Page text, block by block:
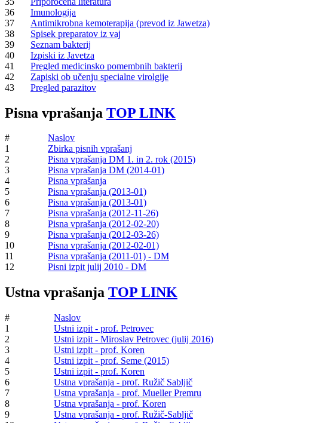
36
Imunologija
37
Antimikrobna kemoterapija (prevod iz Jawetza)
38
Spisek preparatov iz vaj
39
Seznam bakterij
40
Izpiski iz Javetza
41
Pregled medicinsko pomembnih bakterij
42
Zapiski ob učenju specialne virolgije
43
Pregled parazitov
Pisna vprašanja TOP LINK
#
Naslov
1
Zbirka pisnih vprašanj
2
Pisna vprašanja DM 1. in 2. rok (2015)
3
Pisna vprašanja DM (2014-01)
4
Pisna vprašanja
5
Pisna vprašanja (2013-01)
6
Pisna vprašanja (2013-01)
7
Pisna vprašanja (2012-11-26)
8
Pisna vprašanja (2012-02-20)
9
Pisna vprašanja (2012-03-26)
10
Pisna vprašanja (2012-02-01)
11
Pisna vprašanja (2011-01) - DM
12
Pisni izpit julij 2010 - DM
Ustna vprašanja TOP LINK
#
Naslov
1
Ustni izpit - prof. Petrovec
2
Ustni izpit - Miroslav Petrovec (julij 2016)
3
Ustni izpit - prof. Koren
4
Ustni izpit - prof. Seme (2015)
5
Ustni izpit - prof. Koren
6
Ustna vprašanja - prof. Ružič Sabljič
7
Ustna vprašanja - prof. Mueller Premru
8
Ustna vprašanja - prof. Koren
9
Ustna vprašanja - prof. Ružič-Sabljič